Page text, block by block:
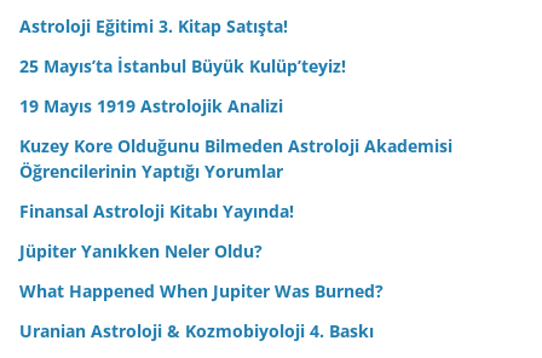
Astroloji Eğitimi 3. Kitap Satışta!
25 Mayıs’ta İstanbul Büyük Kulüp’teyiz!
19 Mayıs 1919 Astrolojik Analizi
Kuzey Kore Olduğunu Bilmeden Astroloji Akademisi
Öğrencilerinin Yaptığı Yorumlar
Finansal Astroloji Kitabı Yayında!
Jüpiter Yanıkken Neler Oldu?
What Happened When Jupiter Was Burned?
Uranian Astroloji & Kozmobiyoloji 4. Baskı